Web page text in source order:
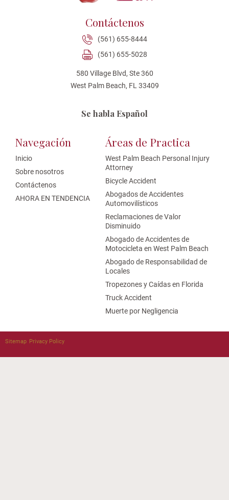
Contáctenos
(561) 655-8444
(561) 655-5028
580 Village Blvd, Ste 360
West Palm Beach, FL 33409
Se habla Español
Navegación
Inicio
Sobre nosotros
Contáctenos
AHORA EN TENDENCIA
Áreas de Practica
West Palm Beach Personal Injury
Attorney
Bicycle Accident
Abogados de Accidentes
Automovilísticos
Reclamaciones de Valor
Disminuido
Abogado de Accidentes de
Motocicleta en West Palm Beach
Abogado de Responsabilidad de
Locales
Tropezones y Caídas en Florida
Truck Accident
Muerte por Negligencia
Sitemap Privacy Policy